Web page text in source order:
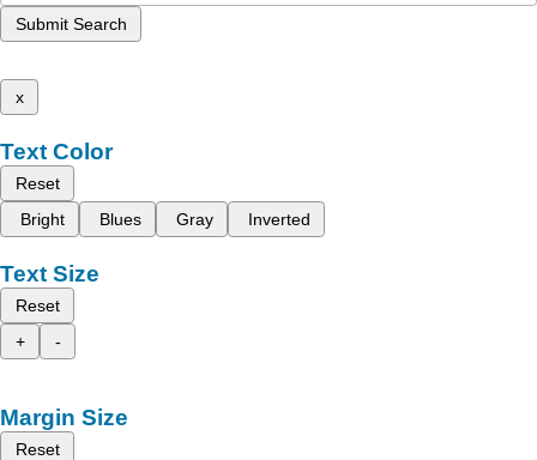
Submit Search
x
Text Color
Reset
Bright
Blues Gray Inverted
Text Size
Reset
+
-
Margin Size
Reset